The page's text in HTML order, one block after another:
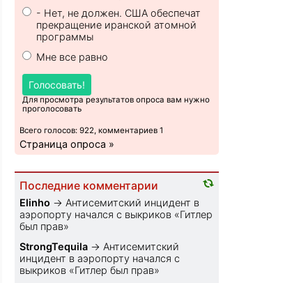
- Нет, не должен. США обеспечат
прекращение иранской атомной
программы
Мне все равно
Голосовать!
Для просмотра результатов опроса вам нужно
проголосовать
Всего голосов: 922, комментариев 1
Страница опроса »
Последние комментарии
Elinho → Антисемитский инцидент в
аэропорту начался с выкриков «Гитлер
был прав»
StrongTequila → Антисемитский
инцидент в аэропорту начался с
выкриков «Гитлер был прав»